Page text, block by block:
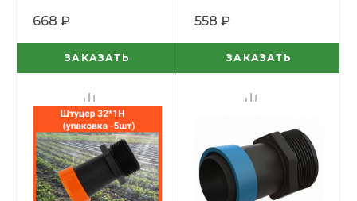
668 ₽
ЗАКАЗАТЬ
558 ₽
ЗАКАЗАТЬ